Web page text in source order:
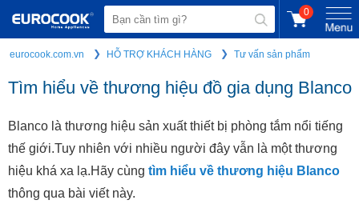
0
eurocook.com.vn HỖ TRỢ KHÁCH HÀNG Tư vấn sản phẩm
Tìm hiểu về thương hiệu đồ gia dụng Blanco
Blanco là thương hiệu sản xuất thiết bị phòng tắm nổi tiếng
thế giới.Tuy nhiên với nhiều người đây vẫn là một thương
hiệu khá xa lạ.Hãy cùng tìm hiểu về thương hiệu Blanco
thông qua bài viết này.